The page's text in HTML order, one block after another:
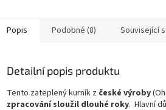
Popis Podobné (8) Související
Detailní popis produktu
Tento zateplený kurník z české výroby
zpracování sloužil dlouhé roky. Hlavní